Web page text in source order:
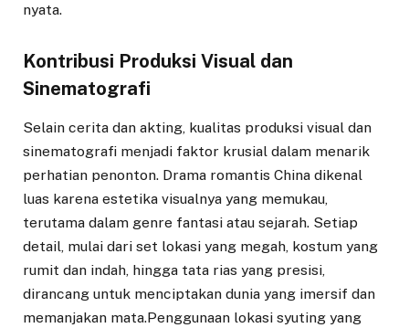
nyata.
Kontribusi Produksi Visual dan
Sinematografi
Selain cerita dan akting, kualitas produksi visual dan
sinematografi menjadi faktor krusial dalam menarik
perhatian penonton. Drama romantis China dikenal
luas karena estetika visualnya yang memukau,
terutama dalam genre fantasi atau sejarah. Setiap
detail, mulai dari set lokasi yang megah, kostum yang
rumit dan indah, hingga tata rias yang presisi,
dirancang untuk menciptakan dunia yang imersif dan
memanjakan mata.Penggunaan lokasi syuting yang